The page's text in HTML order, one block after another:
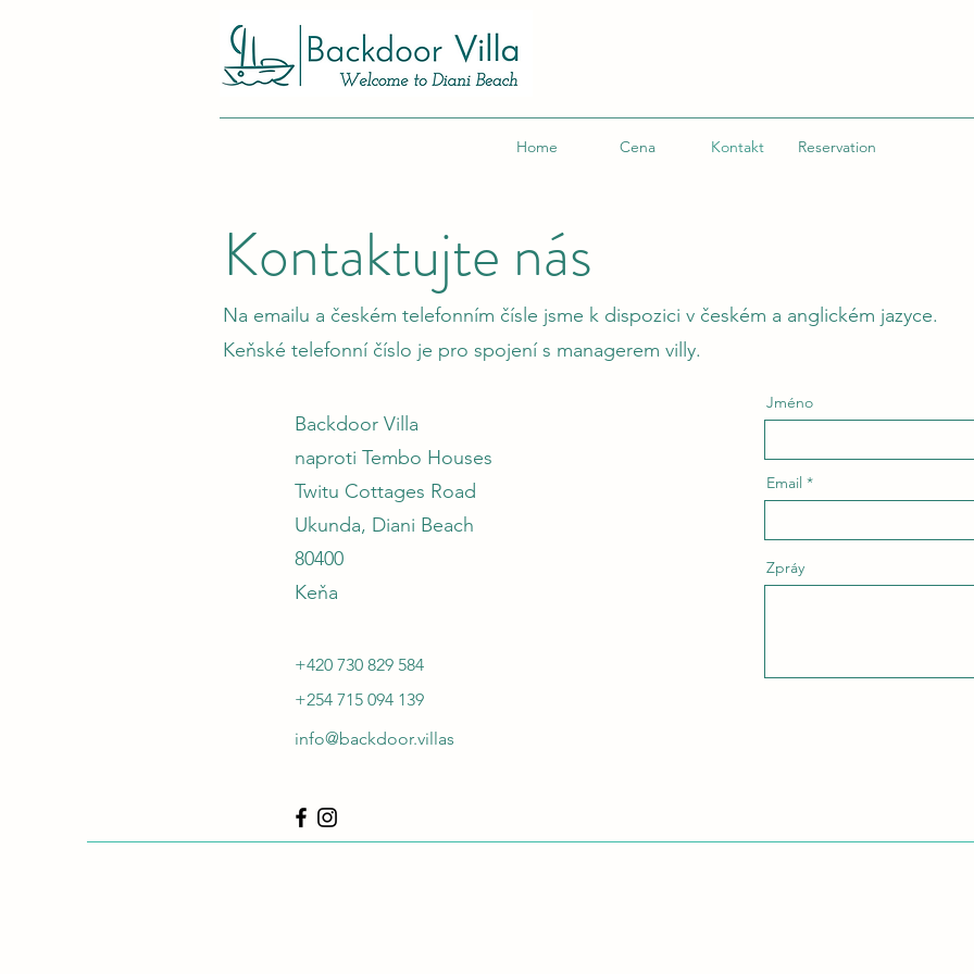
Home Cena Kontakt Reservation
Kontaktujte nás
Na emailu a českém telefonním čísle jsme k dispozici v českém a anglickém jazyce.
Keňské telefonní číslo je pro spojení s managerem villy.
Backdoor Villa
naproti Tembo Houses
Twitu Cottages Road
Ukunda, Diani Beach
80400
Keňa
+420 730 829 584
+254 715 094 139
info@backdoor.villas
Jméno
Email
Zpráy